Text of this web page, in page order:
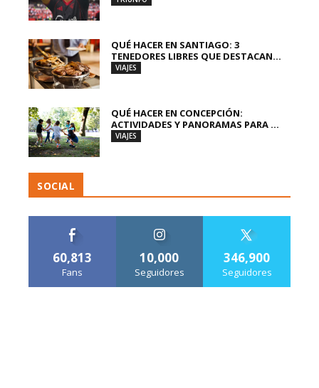
QUÉ HACER EN SANTIAGO: 3
TENEDORES LIBRES QUE DESTACAN...
VIAJES
QUÉ HACER EN CONCEPCIÓN:
ACTIVIDADES Y PANORAMAS PARA ...
VIAJES
SOCIAL
60,813
Fans
10,000
Seguidores
346,900
Seguidores